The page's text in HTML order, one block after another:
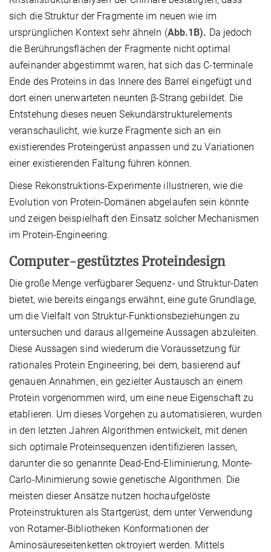
sich die Struktur der Fragmente im neuen wie im
ursprünglichen Kontext sehr ähneln (Abb.1B). Da jedoch
die Berührungsflächen der Fragmente nicht optimal
aufeinander abgestimmt waren, hat sich das C-terminale
Ende des Proteins in das Innere des Barrel eingefügt und
dort einen unerwarteten neunten β-Strang gebildet. Die
Entstehung dieses neuen Sekundärstrukturelements
veranschaulicht, wie kurze Fragmente sich an ein
existierendes Proteingerüst anpassen und zu Variationen
einer existierenden Faltung führen können.
Diese Rekonstruktions-Experimente illustrieren, wie die
Evolution von Protein-Domänen abgelaufen sein könnte
und zeigen beispielhaft den Einsatz solcher Mechanismen
im Protein-Engineering.
Computer-gestütztes Proteindesign
Die große Menge verfügbarer Sequenz- und Struktur-Daten
bietet, wie bereits eingangs erwähnt, eine gute Grundlage,
um die Vielfalt von Struktur-Funktionsbeziehungen zu
untersuchen und daraus allgemeine Aussagen abzuleiten.
Diese Aussagen sind wiederum die Voraussetzung für
rationales Protein Engineering, bei dem, basierend auf
genauen Annahmen, ein gezielter Austausch an einem
Protein vorgenommen wird, um eine neue Eigenschaft zu
etablieren. Um dieses Vorgehen zu automatisieren, wurden
in den letzten Jahren Algorithmen entwickelt, mit denen
sich optimale Proteinsequenzen identifizieren lassen,
darunter die so genannte Dead-End-Eliminierung, Monte-
Carlo-Minimierung sowie genetische Algorithmen. Die
meisten dieser Ansätze nutzen hochaufgelöste
Proteinstrukturen als Startgerüst, dem unter Verwendung
von Rotamer-Bibliotheken Konformationen der
Aminosäureseitenketten oktroyiert werden. Mittels